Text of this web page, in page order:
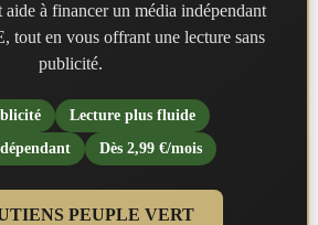
aide à financer un média indépendant
tout en vous offrant une lecture sans
publicité.
Lecture plus fluide
Dès 2,99 €/mois
PEUPLE VERT